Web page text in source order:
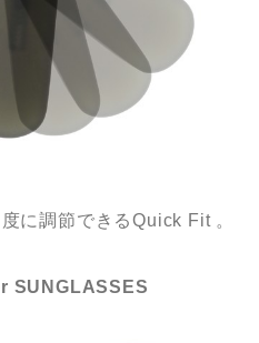
に調節できるQuick Fit 。
SUNGLASSES